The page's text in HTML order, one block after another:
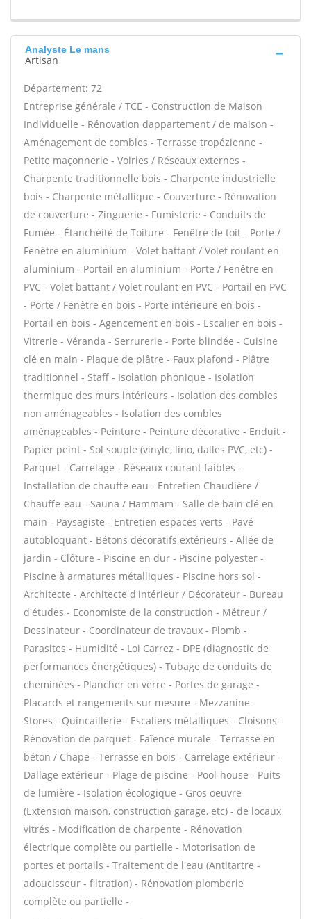
Analyste Le mans
Artisan
Département: 72
Entreprise générale / TCE - Construction de Maison
Individuelle - Rénovation dappartement / de maison -
Aménagement de combles - Terrasse tropézienne -
Petite maçonnerie - Voiries / Réseaux externes -
Charpente traditionnelle bois - Charpente industrielle
bois - Charpente métallique - Couverture - Rénovation
de couverture - Zinguerie - Fumisterie - Conduits de
Fumée - Étanchéité de Toiture - Fenêtre de toit - Porte /
Fenêtre en aluminium - Volet battant / Volet roulant en
aluminium - Portail en aluminium - Porte / Fenêtre en
PVC - Volet battant / Volet roulant en PVC - Portail en PVC
- Porte / Fenêtre en bois - Porte intérieure en bois -
Portail en bois - Agencement en bois - Escalier en bois -
Vitrerie - Véranda - Serrurerie - Porte blindée - Cuisine
clé en main - Plaque de plâtre - Faux plafond - Plâtre
traditionnel - Staff - Isolation phonique - Isolation
thermique des murs intérieurs - Isolation des combles
non aménageables - Isolation des combles
aménageables - Peinture - Peinture décorative - Enduit -
Papier peint - Sol souple (vinyle, lino, dalles PVC, etc) -
Parquet - Carrelage - Réseaux courant faibles -
Installation de chauffe eau - Entretien Chaudière /
Chauffe-eau - Sauna / Hammam - Salle de bain clé en
main - Paysagiste - Entretien espaces verts - Pavé
autobloquant - Bétons décoratifs extérieurs - Allée de
jardin - Clôture - Piscine en dur - Piscine polyester -
Piscine à armatures métalliques - Piscine hors sol -
Architecte - Architecte d'intérieur / Décorateur - Bureau
d'études - Economiste de la construction - Métreur /
Dessinateur - Coordinateur de travaux - Plomb -
Parasites - Humidité - Loi Carrez - DPE (diagnostic de
performances énergétiques) - Tubage de conduits de
cheminées - Plancher en verre - Portes de garage -
Placards et rangements sur mesure - Mezzanine -
Stores - Quincaillerie - Escaliers métalliques - Cloisons -
Rénovation de parquet - Faïence murale - Terrasse en
béton / Chape - Terrasse en bois - Carrelage extérieur -
Dallage extérieur - Plage de piscine - Pool-house - Puits
de lumière - Isolation écologique - Gros oeuvre
(Extension maison, construction garage, etc) - de locaux
vitrés - Modification de charpente - Rénovation
électrique complète ou partielle - Motorisation de
portes et portails - Traitement de l'eau (Antitartre -
adoucisseur - filtration) - Rénovation plomberie
complète ou partielle -